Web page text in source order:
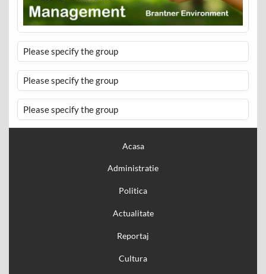
Please specify the group
Please specify the group
Please specify the group
Acasa
Administratie
Politica
Actualitate
Reportaj
Cultura